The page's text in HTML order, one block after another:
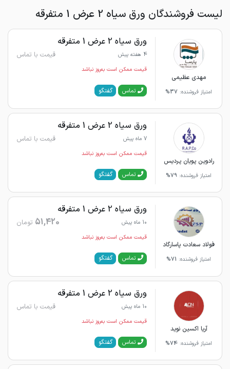
لیست فروشندگان ورق سیاه 2 عرض 1 متفرقه
مهدی عظیمی
امتیاز فروشنده: 37%
ورق سیاه 2 عرض 1 متفرقه
4 هفته پیش قیمت با تماس
قیمت ممکن است به‌روز نباشد
تماس گفتگو
رادوین پویان پردیس
امتیاز فروشنده: 79%
ورق سیاه 2 عرض 1 متفرقه
7 ماه پیش قیمت با تماس
قیمت ممکن است به‌روز نباشد
تماس گفتگو
فولاد سعادت پاسارگاد
امتیاز فروشنده: 71%
ورق سیاه 2 عرض 1 متفرقه
10 ماه پیش 51,420 تومان
قیمت ممکن است به‌روز نباشد
تماس گفتگو
آریا اکسین نوید
امتیاز فروشنده: 74%
ورق سیاه 2 عرض 1 متفرقه
10 ماه پیش قیمت با تماس
قیمت ممکن است به‌روز نباشد
تماس گفتگو